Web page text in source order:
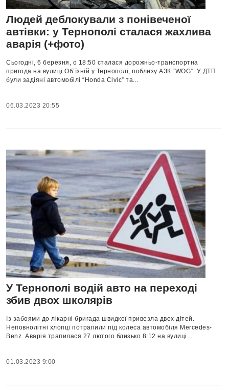
Людей деблокували з понівеченої
автівки: у Тернополі сталася жахлива
аварія (+фото)
Сьогодні, 6 березня, о 18:50 сталася дорожньо-транспортна
пригода на вулиці Об’їзній у Тернополі, поблизу АЗК “WOG”. У ДТП
були задіяні автомобілі “Honda Civic” та...
06.03.2023 20:55
У Тернополі водій авто на переході
збив двох школярів
Із забоями до лікарні бригада швидкої привезла двох дітей.
Неповнолітні хлопці потрапили під колеса автомобіля Mercedes-
Benz. Аварія трапилася 27 лютого близько 8:12 на вулиці...
01.03.2023 9:00